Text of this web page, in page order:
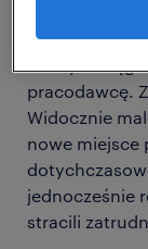
Dlatego w
Pracy
pracodawcę.
Widocznie
nowe miejsce
jednocześnie
stracili